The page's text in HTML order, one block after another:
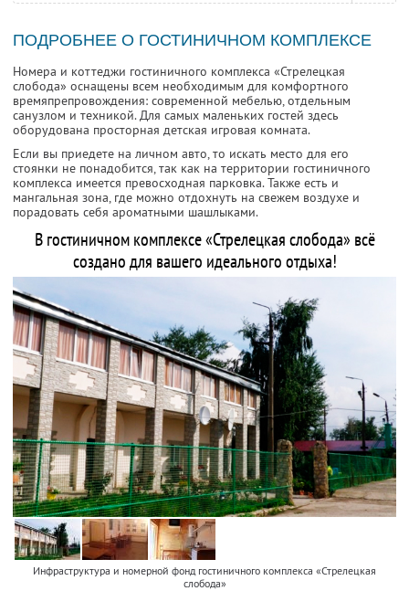
ПОДРОБНЕЕ О ГОСТИНИЧНОМ КОМПЛЕКСЕ
Номера и коттеджи гостиничного комплекса «Стрелецкая
слобода» оснащены всем необходимым для комфортного
времяпрепровождения: современной мебелью, отдельным
санузлом и техникой. Для самых маленьких гостей здесь
оборудована просторная детская игровая комната.
Если вы приедете на личном авто, то искать место для его
стоянки не понадобится, так как на территории гостиничного
комплекса имеется превосходная парковка. Также есть и
мангальная зона, где можно отдохнуть на свежем воздухе и
порадовать себя ароматными шашлыками.
В гостиничном комплексе «Стрелецкая слобода» всё
создано для вашего идеального отдыха!
Инфраструктура и номерной фонд гостиничного комплекса «Стрелецкая
слобода»